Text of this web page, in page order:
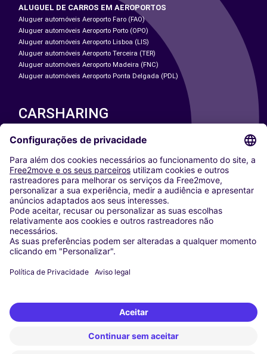
ALUGUEL DE CARROS EM AEROPORTOS
Aluguer automóveis Aeroporto Faro (FAO)
Aluguer automóveis Aeroporto Porto (OPO)
Aluguer automóveis Aeroporto Lisboa (LIS)
Aluguer automóveis Aeroporto Terceira (TER)
Aluguer automóveis Aeroporto Madeira (FNC)
Aluguer automóveis Aeroporto Ponta Delgada (PDL)
CARSHARING
NOSSAS CIDADES
Washington DC
Milan
Rome
Turin
Vienna
Berlin
Cologne
Dusseldorf
Frankfurt
Munich